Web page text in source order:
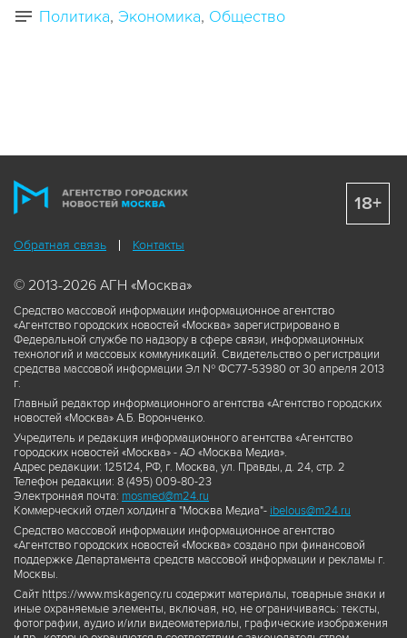
Политика Экономика Общество
Обратная связь Контакты
© 2013-2026 АГН «Москва»
Средство массовой информации информационное агентство
«Агентство городских новостей «Москва» зарегистрировано в
Федеральной службе по надзору в сфере связи, информационных
технологий и массовых коммуникаций. Свидетельство о регистрации
средства массовой информации Эл № ФС77-53980 от 30 апреля 2013
г.
Главный редактор информационного агентства «Агентство городских
новостей «Москва» А.Б. Воронченко.
Учредитель и редакция информационного агентства «Агентство
городских новостей «Москва» - АО «Москва Медиа».
Адрес редакции: 125124, РФ, г. Москва, ул. Правды, д. 24, стр. 2
Телефон редакции: 8 (495) 009-80-23
Электронная почта: mosmed@m24.ru
Коммерческий отдел холдинга "Москва Медиа"- ibelous@m24.ru
Средство массовой информации информационное агентство
«Агентство городских новостей «Москва» создано при финансовой
поддержке Департамента средств массовой информации и рекламы г.
Москвы.
Сайт https://www.mskagency.ru содержит материалы, товарные знаки и
иные охраняемые элементы, включая, но, не ограничиваясь: тексты,
фотографии, аудио и/или видеоматериалы, графические изображения
18+